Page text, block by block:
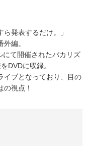
ら発表するだけ。」
編。
て開催されたバカリズ
DVDに収録。
イブとなっており、目の
視点！